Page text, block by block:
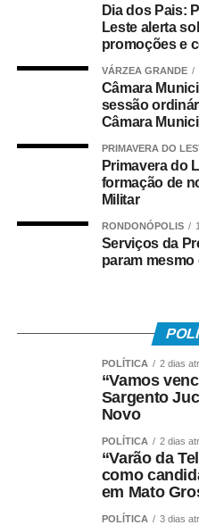
COMENTE ABAIXO:
WhatsApp
Dia dos Pais:
Leste alerta
promoções e
VÁRZEA GRANDE
Câmara
sessão
Câmara
PRIMAVERA DO
Primavera do
formação de
Militar
RONDONÓPOLIS
Serviços da
param mesmo
POLÍTICA 2 dias
“Vamos
Sargento
Novo
POLÍTICA 2 dias
“Varão da
como
em Mato
POLÍTICA 3 dias